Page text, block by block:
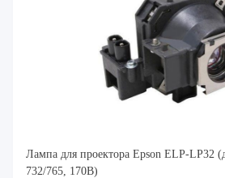
Лампа для проектора Epson ELP-LP32
732/765, 170В)